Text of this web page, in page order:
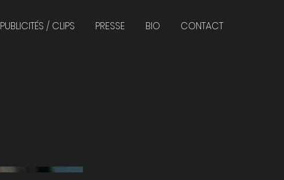
PUBLICITÉS / CLIPS PRESSE BIO CONTACT